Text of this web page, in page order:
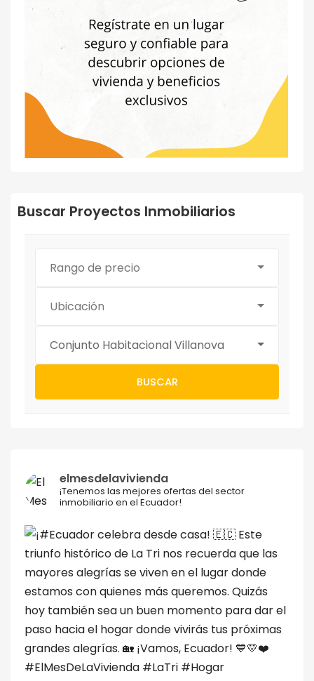
Buscar Proyectos Inmobiliarios
Rango de precio
Ubicación
Conjunto Habitacional Villanova
BUSCAR
elmesdelavivienda
¡Tenemos las mejores ofertas del sector
inmobiliario en el Ecuador!